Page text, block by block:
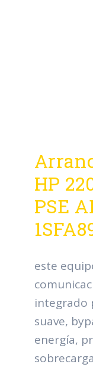
HP
PSE
este
integrado
suave,
energía,